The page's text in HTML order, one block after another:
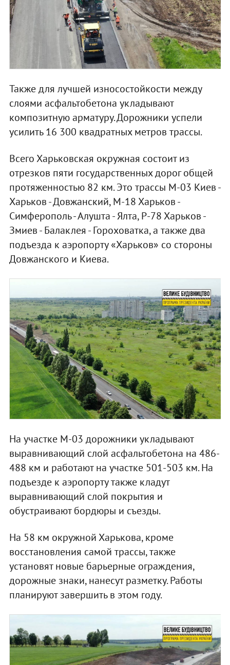
Также для лучшей износостойкости между
слоями асфальтобетона укладывают
композитную арматуру. Дорожники успели
усилить 16 300 квадратных метров трассы.
Всего Харьковская окружная состоит из
отрезков пяти государственных дорог общей
протяженностью 82 км. Это трассы М-03 Киев -
Харьков - Довжанский, М-18 Харьков -
Симферополь - Алушта - Ялта, Р-78 Харьков -
Змиев - Балаклея - Гороховатка, а также два
подъезда к аэропорту «Харьков» со стороны
Довжанского и Киева.
На участке М-03 дорожники укладывают
выравнивающий слой асфальтобетона на 486-
488 км и работают на участке 501-503 км. На
подъезде к аэропорту также кладут
выравнивающий слой покрытия и
обустраивают бордюры и съезды.
На 58 км окружной Харькова, кроме
восстановления самой трассы, также
установят новые барьерные ограждения,
дорожные знаки, нанесут разметку. Работы
планируют завершить в этом году.